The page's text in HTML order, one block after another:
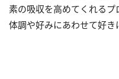
素の吸収を高めてくれる
体調や好みにあわせて好き